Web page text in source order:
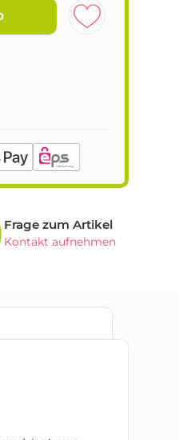
Frage zum Artikel
Kontakt aufnehmen